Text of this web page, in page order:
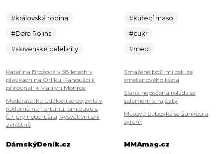
#královská rodina
#Dara Rolins
#slovenské celebrity
Kateřina Brožová v 58 letech v
plavkách na Orlíku. Fanoušci ji
přirovnali k Marilyn Monroe
Moderátorka Událostí se objevila v
reklamě na Fortunu. Smlouvu s
ČT prý neporušila, vysvětlení zní
zvláštně
#kuřecí maso
#cukr
#med
Smažené boží milosti ze
smetanového těsta
Slaná nepečená roláda se
salámem a rajčaty
Masová bábovka se šunkou a
sýrem
DámskýDeník.cz
MMAmag.cz